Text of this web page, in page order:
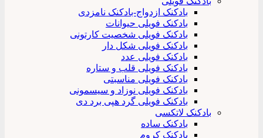
بادکنک ازدواج-بادکنک نامزدی
بادکنک فویلی حیوانات
بادکنک فویلی شخصیت کارتونی
بادکنک فویلی شکل دار
بادکنک فویلی عدد
بادکنک فویلی قلب و ستاره
بادکنک فویلی مناسبتی
بادکنک فویلی نوزاد و سیسمونی
بادکنک فویلی گرد هپی برد دی
بادکنک لاتکسی
بادکنک ساده
بادکنک کروم